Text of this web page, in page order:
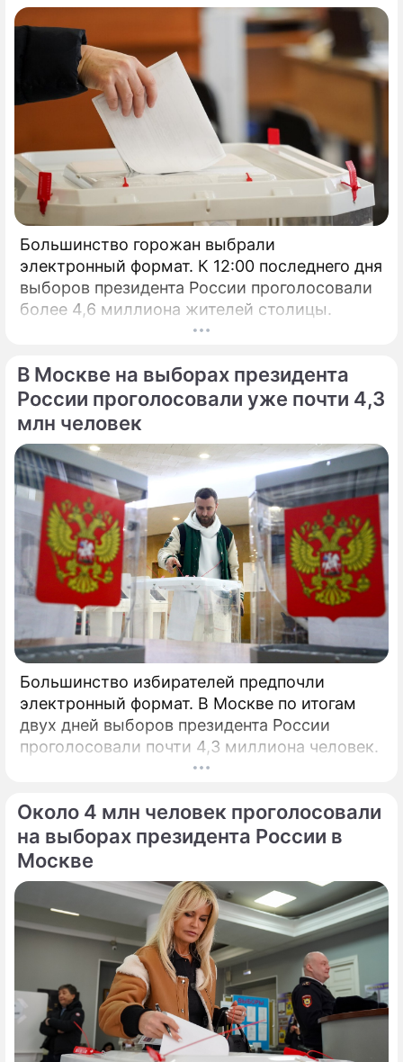
Большинство горожан выбрали
электронный формат. К 12:00 последнего дня
выборов президента России проголосовали
более 4,6 миллиона жителей столицы.
В Москве на выборах президента
России проголосовали уже почти 4,3
млн человек
Большинство избирателей предпочли
электронный формат. В Москве по итогам
двух дней выборов президента России
проголосовали почти 4,3 миллиона человек.
Около 4 млн человек проголосовали
на выборах президента России в
Москве